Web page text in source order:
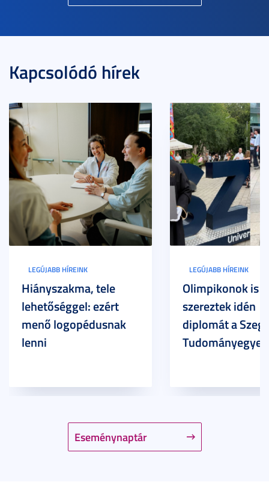
Kapcsolódó hírek
Eseménynaptár
LEGÚJABB HÍREINK
Hiányszakma, tele
lehetőséggel: ezért
menő logopédusnak
lenni
LEGÚJABB HÍREINK
Olimpikonok is
szereztek idén
diplomát a